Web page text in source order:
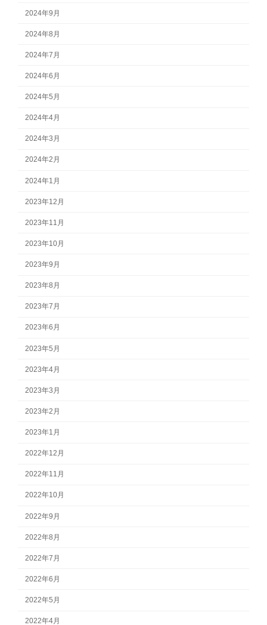
2024年9月
2024年8月
2024年7月
2024年6月
2024年5月
2024年4月
2024年3月
2024年2月
2024年1月
2023年12月
2023年11月
2023年10月
2023年9月
2023年8月
2023年7月
2023年6月
2023年5月
2023年4月
2023年3月
2023年2月
2023年1月
2022年12月
2022年11月
2022年10月
2022年9月
2022年8月
2022年7月
2022年6月
2022年5月
2022年4月